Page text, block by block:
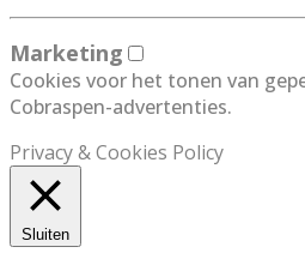
Marketing
Cookies voor het tonen van
Cobraspen-advertenties.
Privacy & Cookies Policy
Sluiten